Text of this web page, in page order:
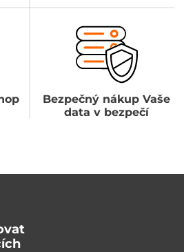
Bezpečný nákup Vaše
data v bezpečí